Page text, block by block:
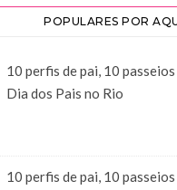
POPULARES POR
10 perfis de pai, 10
Dia dos Pais no Rio
10 perfis de pai, 10